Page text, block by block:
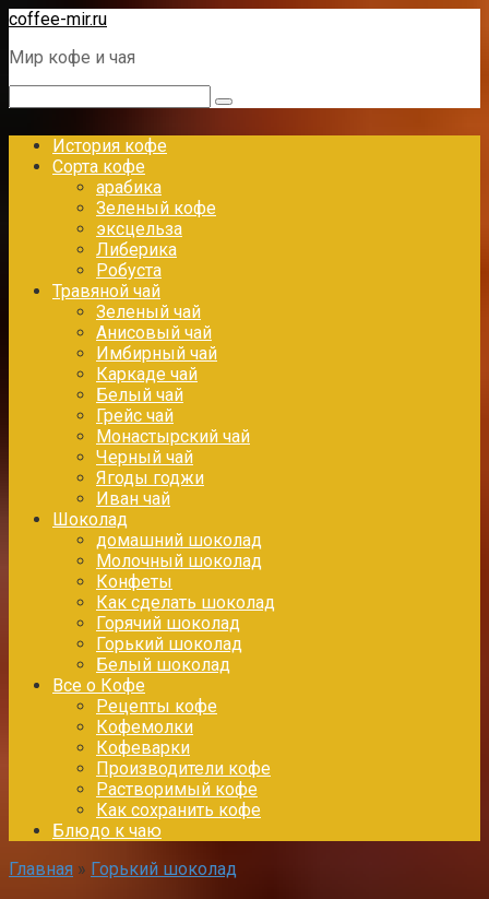
Перейти
контенту
coffee-mir.ru
Мир кофе и чая
История кофе
Сорта кофе
арабика
Зеленый кофе
эксцельза
Либерика
Робуста
Травяной чай
Зеленый чай
Анисовый чай
Имбирный чай
Каркаде чай
Белый чай
Грейс чай
Монастырский чай
Черный чай
Ягоды годжи
Иван чай
Шоколад
домашний шоколад
Молочный шоколад
Конфеты
Как сделать шоколад
Горячий шоколад
Горький шоколад
Белый шоколад
Все о Кофе
Рецепты кофе
Кофемолки
Кофеварки
Производители кофе
Растворимый кофе
Как сохранить кофе
Блюдо к чаю
Главная » Горький шоколад